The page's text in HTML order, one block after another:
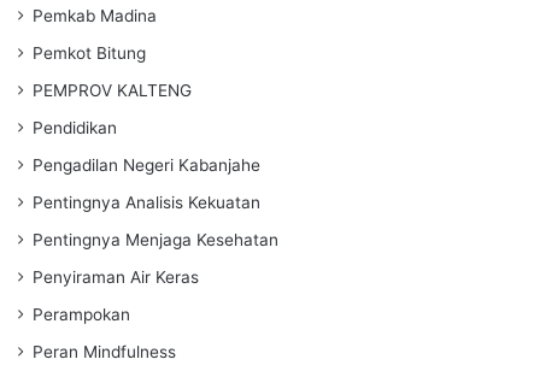
Pemkab Madina
Pemkot Bitung
PEMPROV KALTENG
Pendidikan
Pengadilan Negeri Kabanjahe
Pentingnya Analisis Kekuatan
Pentingnya Menjaga Kesehatan
Penyiraman Air Keras
Perampokan
Peran Mindfulness